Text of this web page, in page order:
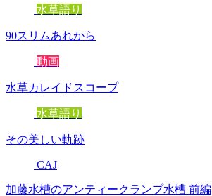
水草語り
90スリムあれから
動画
水草カレイドスコープ
水草語り
その美しい軌跡
CAJ
加藤水槽のアンティークランプ水槽 前編